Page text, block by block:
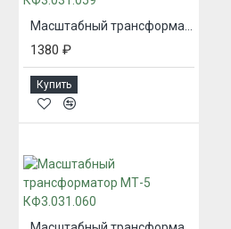
1380 ₽
Купить